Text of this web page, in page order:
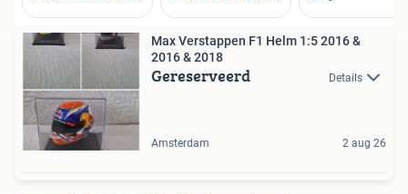
Max Verstappen F1 Helm 1:5 2016 &
2016 & 2018
Gereserveerd Details
Amsterdam 2 aug 26